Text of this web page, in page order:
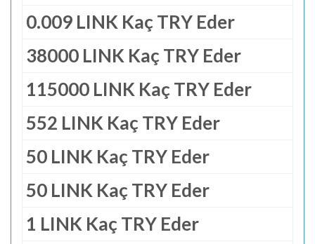
0.009 LINK Kaç TRY Eder
38000 LINK Kaç TRY Eder
115000 LINK Kaç TRY Eder
552 LINK Kaç TRY Eder
50 LINK Kaç TRY Eder
50 LINK Kaç TRY Eder
1 LINK Kaç TRY Eder